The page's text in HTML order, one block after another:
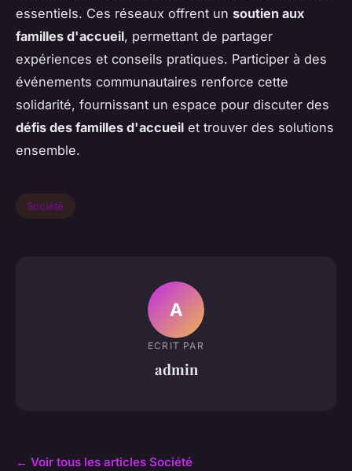
essentiels. Ces réseaux offrent un soutien aux
familles d'accueil, permettant de partager
expériences et conseils pratiques. Participer à des
événements communautaires renforce cette
solidarité, fournissant un espace pour discuter des
défis des familles d'accueil et trouver des solutions
ensemble.
Société
A
ECRIT PAR
admin
← Voir tous les articles Société